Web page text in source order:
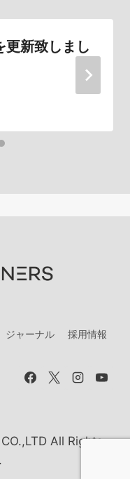
更新致しまし
ジャーナル 採用情報
All Rights